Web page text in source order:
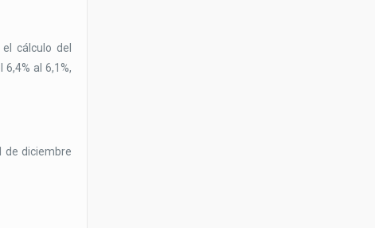
cálculo del
al 6,1%,
de diciembre